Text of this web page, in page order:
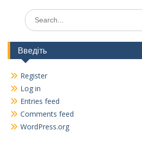
Search
for:
Введіть
Register
Log in
Entries feed
Comments feed
WordPress.org